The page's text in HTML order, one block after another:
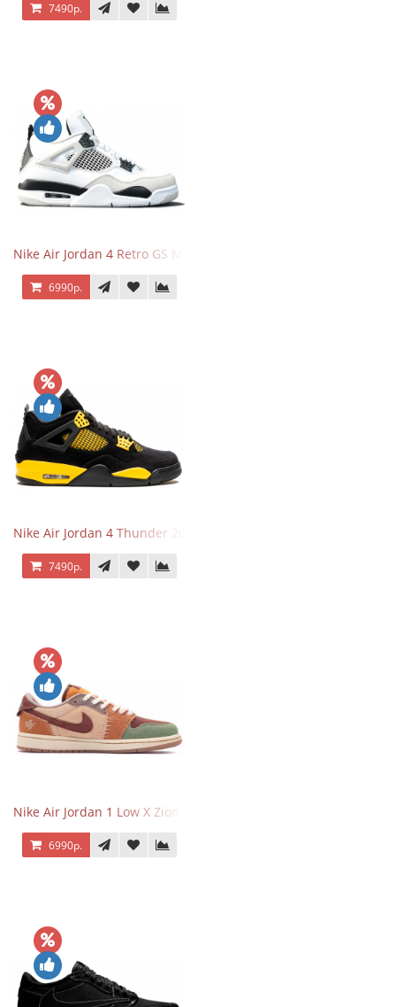
7490р.
Nike Air Jordan 4 Retro GS Military Black
6990р.
Nike Air Jordan 4 Thunder 2023
7490р.
Nike Air Jordan 1 Low X Zion Williamson Voodoo
6990р.